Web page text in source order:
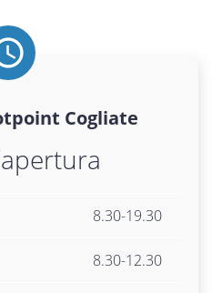
Cogliate
8.30-19.30
8.30-12.30